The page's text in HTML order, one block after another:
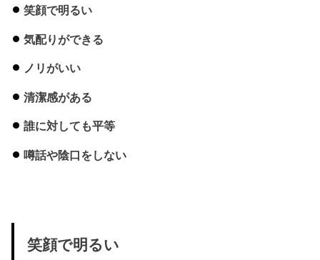
笑顔で明るい
気配りができる
ノリがいい
清潔感がある
誰に対しても平等
噂話や陰口をしない
笑顔で明るい